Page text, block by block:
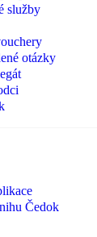
služby
otázky
Čedok